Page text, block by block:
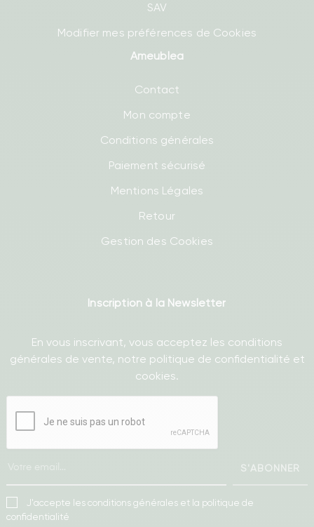
SAV
Modifier mes préférences de Cookies
Ameublea
Contact
Mon compte
Conditions générales
Paiement sécurisé
Mentions Légales
Retour
Gestion des Cookies
Inscription à la Newsletter
En vous inscrivant, vous acceptez les conditions
générales de vente, notre politique de confidentialité et
cookies.
S'ABONNER
J'accepte les conditions générales et la politique de
confidentialité